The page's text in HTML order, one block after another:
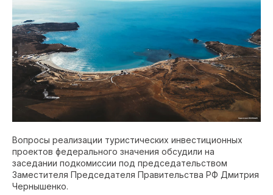
Вопросы реализации туристических инвестиционных
проектов федерального значения обсудили на
заседании подкомиссии под председательством
Заместителя Председателя Правительства РФ Дмитрия
Чернышенко.